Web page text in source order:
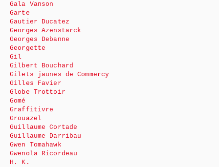
Gala Vanson
Garte
Gautier Ducatez
Georges Azenstarck
Georges Debanne
Georgette
Gil
Gilbert Bouchard
Gilets jaunes de Commercy
Gilles Favier
Globe Trottoir
Gomé
Graffitivre
Grouazel
Guillaume Cortade
Guillaume Darribau
Gwen Tomahawk
Gwenola Ricordeau
H. K.